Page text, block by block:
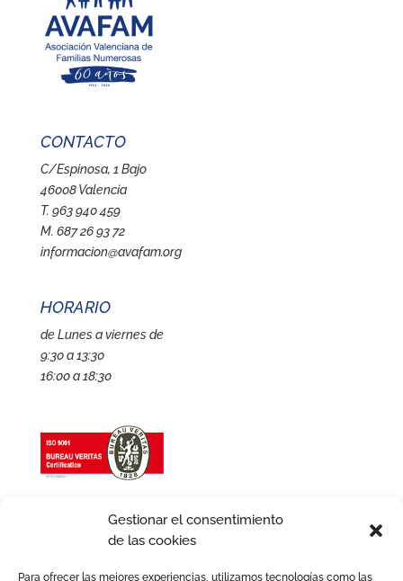
Gestionar el consentimiento
de las cookies
Para ofrecer las mejores experiencias, utilizamos tecnologías como las
CONTACTO
C/Espinosa, 1 Bajo
46008 Valencia
T. 963 940 459
M. 687 26 93 72
informacion@avafam.org
HORARIO
de Lunes a viernes de
9:30 a 13:30
16:00 a 18:30